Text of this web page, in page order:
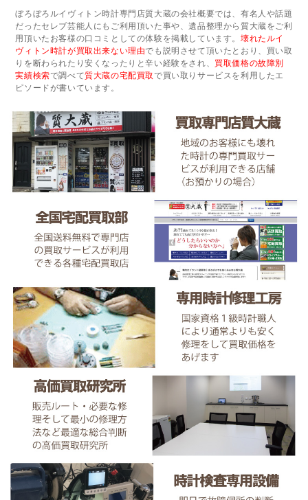
ぼろぼろルイヴィトン時計専門店質大蔵の会社概要では、有名人や話題
だったセレブ芸能人にもご利用頂いた事や、遺品整理から質大蔵をご利
用頂いたお客様の口コミとしての体験を掲載しています。壊れたルイ
ヴィトン時計が買取出来ない理由でも説明させて頂いたとおり、買い取
りを断わられたり安くなったりと辛い経験をされ、 買取価格の故障別
実績検索で調べて質大蔵の宅配買取で買い取りサービスを利用したエ
ピソードが書いています。